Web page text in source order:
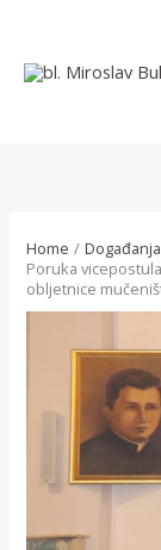
content
Home
Događanja
Poruka
obljetnice